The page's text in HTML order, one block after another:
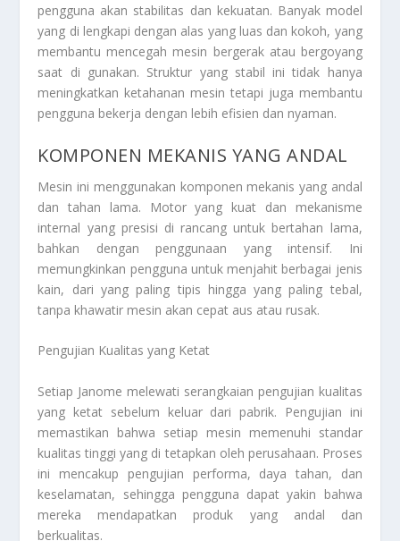
pengguna akan stabilitas dan kekuatan. Banyak model
yang di lengkapi dengan alas yang luas dan kokoh, yang
membantu mencegah mesin bergerak atau bergoyang
saat di gunakan. Struktur yang stabil ini tidak hanya
meningkatkan ketahanan mesin tetapi juga membantu
pengguna bekerja dengan lebih efisien dan nyaman.
KOMPONEN MEKANIS YANG ANDAL
Mesin ini menggunakan komponen mekanis yang andal
dan tahan lama. Motor yang kuat dan mekanisme
internal yang presisi di rancang untuk bertahan lama,
bahkan dengan penggunaan yang intensif. Ini
memungkinkan pengguna untuk menjahit berbagai jenis
kain, dari yang paling tipis hingga yang paling tebal,
tanpa khawatir mesin akan cepat aus atau rusak.
Pengujian Kualitas yang Ketat
Setiap Janome melewati serangkaian pengujian kualitas
yang ketat sebelum keluar dari pabrik. Pengujian ini
memastikan bahwa setiap mesin memenuhi standar
kualitas tinggi yang di tetapkan oleh perusahaan. Proses
ini mencakup pengujian performa, daya tahan, dan
keselamatan, sehingga pengguna dapat yakin bahwa
mereka mendapatkan produk yang andal dan
berkualitas.